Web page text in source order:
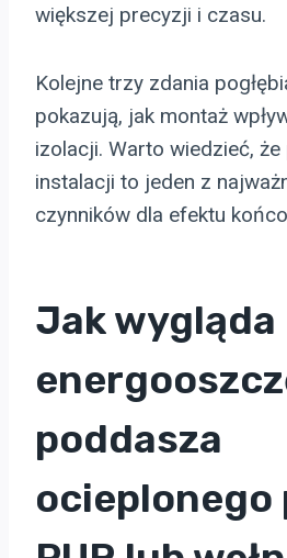
większej precyzji i czasu.
Kolejne trzy zdania
pokazują, jak montaż
izolacji. Warto wiedzieć,
instalacji to jeden z
czynników dla efektu
Jak wygląda
poddasza
ocieplonego